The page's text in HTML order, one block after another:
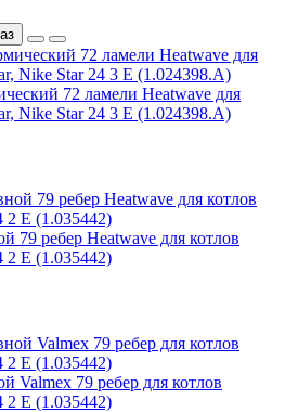
72 ламели Heatwave для
Nike Star 24 3 E (1.024398.A)
79 ребер Heatwave для котлов
2 E (1.035442)
Valmex 79 ребер для котлов
2 E (1.035442)